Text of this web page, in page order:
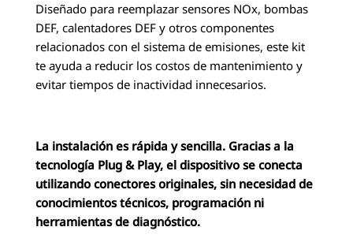
Diseñado para reemplazar sensores NOx, bombas
DEF, calentadores DEF y otros componentes
relacionados con el sistema de emisiones, este kit
te ayuda a reducir los costos de mantenimiento y
evitar tiempos de inactividad innecesarios.
La instalación es rápida y sencilla. Gracias a la
tecnología Plug & Play, el dispositivo se conecta
utilizando conectores originales, sin necesidad de
conocimientos técnicos, programación ni
herramientas de diagnóstico.